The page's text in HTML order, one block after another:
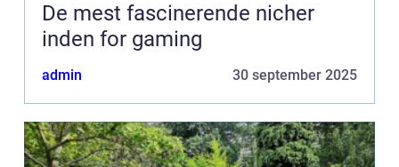
De mest fascinerende nicher
inden for gaming
admin 30 september 2025